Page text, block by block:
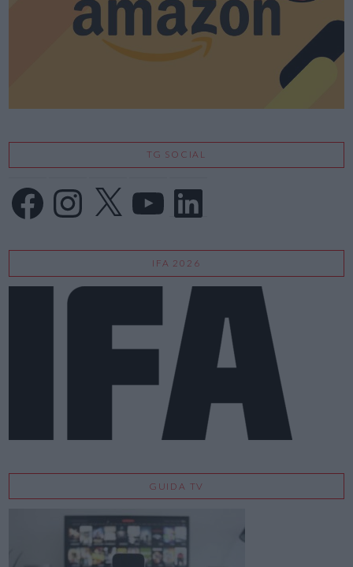
VIEW POST
TG SOCIAL
FacebookInstagram
X LinkedIn
IFA 2026
GUIDA TV